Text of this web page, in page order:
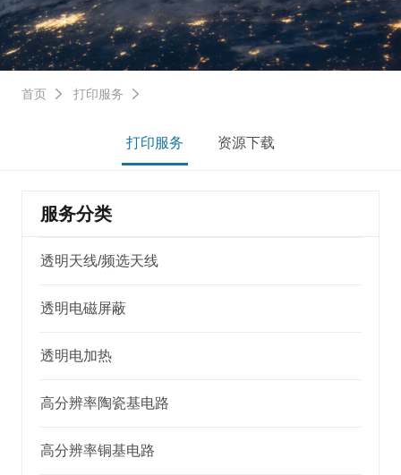
首页 打印服务
打印服务 资源下载
服务分类
透明天线/频选天线
透明电磁屏蔽
透明电加热
高分辨率陶瓷基电路
高分辨率铜基电路